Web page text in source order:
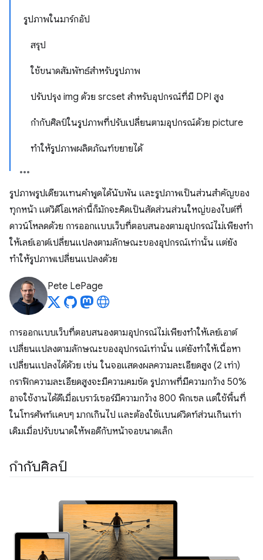
รูปภาพในมาร์กอัป
สรุป
ใช้ขนาดสัมพัทธ์สำหรับรูปภาพ
ปรับปรุง img ด้วย srcset สำหรับอุปกรณ์ที่มี DPI สูง
กำกับศิลป์ในรูปภาพที่ปรับเปลี่ยนตามอุปกรณ์ด้วย picture
ทำให้รูปภาพผลิตภัณฑ์ขยายได้
รูปภาพรูปเดียวแทนคำพูดได้นับพัน และรูปภาพเป็นส่วนสำคัญของ
ทุกหน้า แต่วิดีโอเหล่านี้ก็มักจะคิดเป็นสัดส่วนส่วนใหญ่ของไบต์ที่
ดาวน์โหลดด้วย การออกแบบเว็บที่ตอบสนองตามอุปกรณ์ไม่เพียงทำ
ให้เลย์เอาต์เปลี่ยนแปลงตามลักษณะของอุปกรณ์เท่านั้น แต่ยัง
ทำให้รูปภาพเปลี่ยนแปลงด้วย
Pete LePage
การออกแบบเว็บที่ตอบสนองตามอุปกรณ์ไม่เพียงทำให้เลย์เอาต์
เปลี่ยนแปลงตามลักษณะของอุปกรณ์เท่านั้น แต่ยังทำให้เนื้อหา
เปลี่ยนแปลงได้ด้วย เช่น ในจอแสดงผลความละเอียดสูง (2 เท่า)
กราฟิกความละเอียดสูงจะมีความคมชัด รูปภาพที่มีความกว้าง 50%
อาจใช้งานได้ดีเมื่อเบราว์เซอร์มีความกว้าง 800 พิกเซล แต่ใช้พื้นที่
ในโทรศัพท์แคบๆ มากเกินไป และต้องใช้แบนด์วิดท์ส่วนเกินเท่า
เดิมเมื่อปรับขนาดให้พอดีกับหน้าจอขนาดเล็ก
กำกับศิลป์